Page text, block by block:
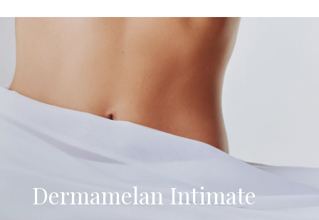
Dermamelan Intimate